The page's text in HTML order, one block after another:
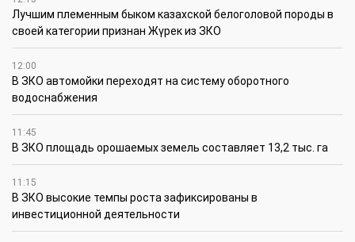
Лучшим племенным быком казахской белоголовой породы в
своей категории признан Жүрек из ЗКО
12:00
В ЗКО автомойки переходят на систему оборотного
водоснабжения
11:45
В ЗКО площадь орошаемых земель составляет 13,2 тыс. га
11:15
В ЗКО высокие темпы роста зафиксированы в
инвестиционной деятельности